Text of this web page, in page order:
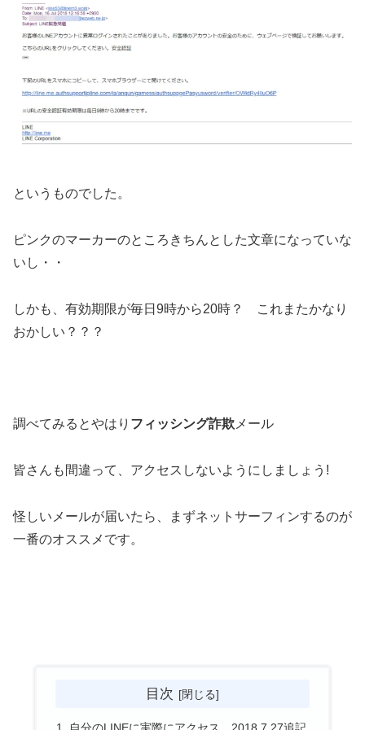
というものでした。
ピンクのマーカーのところきちんとした文章になっていな
いし・・
しかも、有効期限が毎日9時から20時？ これまたかなり
おかしい？？？
調べてみるとやはり フィッシング詐欺 メール
皆さんも間違って、アクセスしないようにしましょう!
怪しいメールが届いたら、まずネットサーフィンするのが
一番のオススメです。
目次
自分のLINEに実際にアクセス 2018.7.27追記